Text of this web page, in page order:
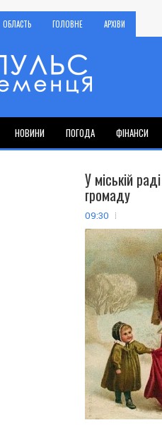
ОБЛАСТЬ ГОЛОВНЕ АРХІВИ
НОВИНИ ПОГОДА ФІНАНСИ
У міській
громаду
09:30